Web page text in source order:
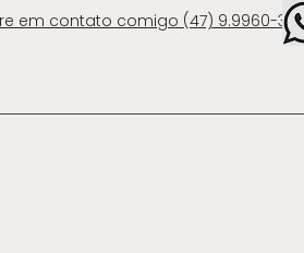
em contato comigo (47)